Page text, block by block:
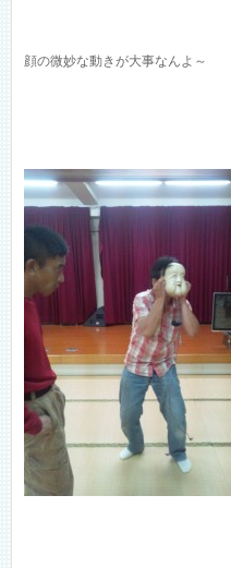
顔の微妙な動きが大事なんよ～